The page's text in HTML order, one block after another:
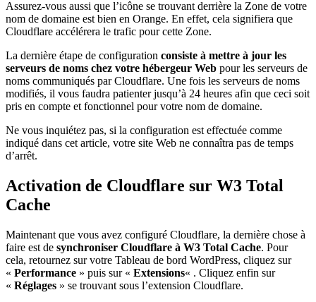
Assurez-vous aussi que l’icône se trouvant derrière la Zone de votre
nom de domaine est bien en Orange. En effet, cela signifiera que
Cloudflare accélérera le trafic pour cette Zone.
La dernière étape de configuration consiste à mettre à jour les
serveurs de noms chez votre hébergeur Web pour les serveurs de
noms communiqués par Cloudflare. Une fois les serveurs de noms
modifiés, il vous faudra patienter jusqu’à 24 heures afin que ceci soit
pris en compte et fonctionnel pour votre nom de domaine.
Ne vous inquiétez pas, si la configuration est effectuée comme
indiqué dans cet article, votre site Web ne connaîtra pas de temps
d’arrêt.
Activation de Cloudflare sur W3 Total
Cache
Maintenant que vous avez configuré Cloudflare, la dernière chose à
faire est de synchroniser Cloudflare à W3 Total Cache. Pour
cela, retournez sur votre Tableau de bord WordPress, cliquez sur
« Performance » puis sur « Extensions« . Cliquez enfin sur
« Réglages » se trouvant sous l’extension Cloudflare.